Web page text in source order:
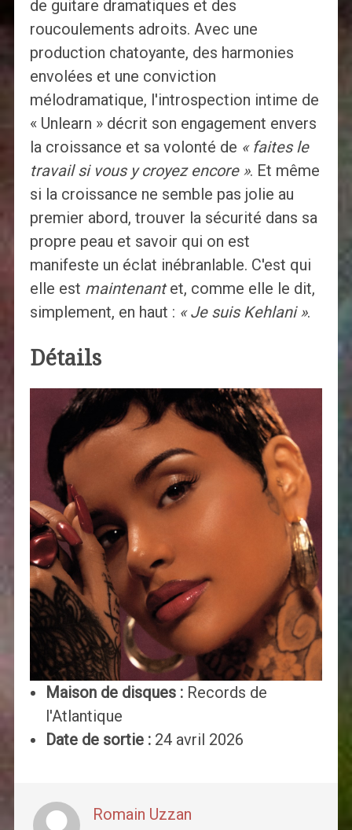
de guitare dramatiques et des
roucoulements adroits. Avec une
production chatoyante, des harmonies
envolées et une conviction
mélodramatique, l'introspection intime de
« Unlearn » décrit son engagement envers
la croissance et sa volonté de « faites le
travail si vous y croyez encore ». Et même
si la croissance ne semble pas jolie au
premier abord, trouver la sécurité dans sa
propre peau et savoir qui on est
manifeste un éclat inébranlable. C'est qui
elle est maintenantet, comme elle le dit,
simplement, en haut : « Je suis Kehlani ».
Détails
Maison de disques :Records de
l'Atlantique
Date de sortie :24 avril 2026
Romain Uzzan